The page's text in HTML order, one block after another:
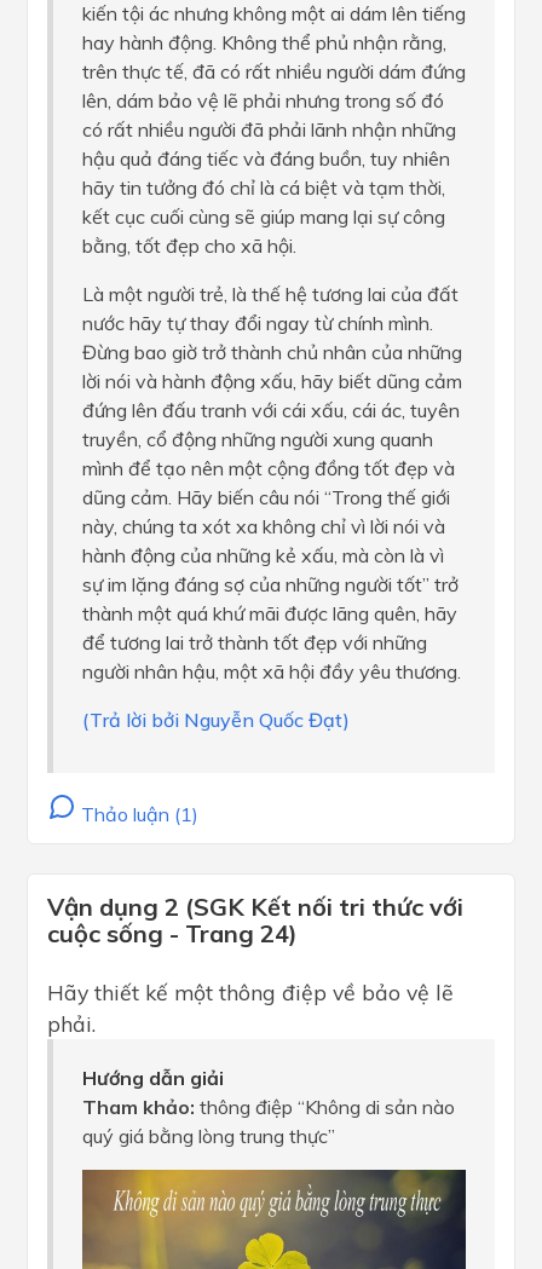
kiến tội ác nhưng không một ai dám lên tiếng
hay hành động. Không thể phủ nhận rằng,
trên thực tế, đã có rất nhiều người dám đứng
lên, dám bảo vệ lẽ phải nhưng trong số đó
có rất nhiều người đã phải lãnh nhận những
hậu quả đáng tiếc và đáng buồn, tuy nhiên
hãy tin tưởng đó chỉ là cá biệt và tạm thời,
kết cục cuối cùng sẽ giúp mang lại sự công
bằng, tốt đẹp cho xã hội.
Là một người trẻ, là thế hệ tương lai của đất
nước hãy tự thay đổi ngay từ chính mình.
Đừng bao giờ trở thành chủ nhân của những
lời nói và hành động xấu, hãy biết dũng cảm
đứng lên đấu tranh với cái xấu, cái ác, tuyên
truyền, cổ động những người xung quanh
mình để tạo nên một cộng đồng tốt đẹp và
dũng cảm. Hãy biến câu nói “Trong thế giới
này, chúng ta xót xa không chỉ vì lời nói và
hành động của những kẻ xấu, mà còn là vì
sự im lặng đáng sợ của những người tốt” trở
thành một quá khứ mãi được lãng quên, hãy
để tương lai trở thành tốt đẹp với những
người nhân hậu, một xã hội đầy yêu thương.
(Trả lời bởi Nguyễn Quốc Đạt)
Thảo luận (1)
Vận dụng 2 (SGK Kết nối tri thức với
cuộc sống - Trang 24)
Hãy thiết kế một thông điệp về bảo vệ lẽ
phải.
Hướng dẫn giải
Tham khảo: thông điệp “Không di sản nào
quý giá bằng lòng trung thực”